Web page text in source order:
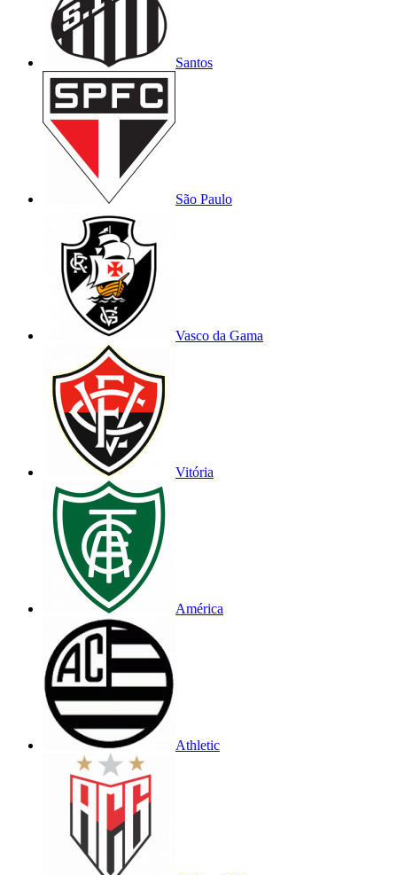
Santos
São Paulo
Vasco da Gama
Vitória
América
Athletic